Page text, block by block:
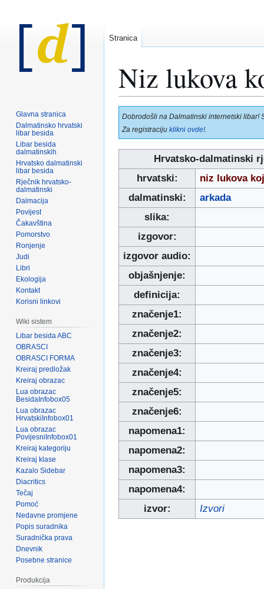
Niz lukova
Prijeđi
na
navigaciju
Prijeđi
na
pretraživanje
Dobrodošli na Dalmatinski internetski libar!
Za registraciju klikni ovde!
Hrvatsko-dalmatinski
hrvatski:
niz lukova
dalmatinski:
arkada
slika:
izgovor:
izgovor audio:
objašnjenje:
definicija:
značenje1:
značenje2:
značenje3:
značenje4:
značenje5:
značenje6:
napomena1:
napomena2:
napomena3:
napomena4:
izvor:
Izvori
Stranica
Glavna stranica
Dalmatinsko hrvatski
libar besida
Libar besida
dalmatinskih
Hrvatsko dalmatinski
libar besida
Rječnik hrvatsko-
dalmatinski
Dalmacija
Povijest
Čakavština
Pomorstvo
Ronjenje
Judi
Libri
Ekologija
Kontakt
Korisni linkovi
Wiki sistem
Libar besida ABC
OBRASCI
OBRASCI FORMA
Kreiraj predložak
Kreiraj obrazac
Lua obrazac
BesidaInfobox05
Lua obrazac
HrvatskiInfobox01
Lua obrazac
PovijesniInfobox01
Kreiraj kategoriju
Kreiraj klase
Kazalo Sidebar
Diacritics
Tečaj
Pomoć
Nedavne promjene
Popis suradnika
Suradnička prava
Dnevnik
Posebne stranice
Produkcija